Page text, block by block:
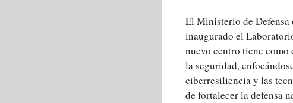
El Ministerio de Defensa
inaugurado el
nuevo centro tiene
la seguridad,
ciberresiliencia y las
de fortalecer la defensa